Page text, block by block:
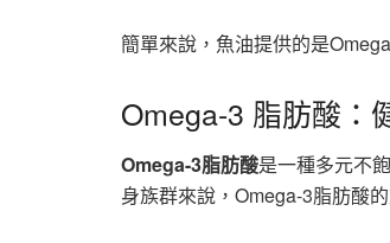
簡單來說，魚油提供的是
Omega-3 脂肪酸：
Omega-3脂肪酸是一種多元不
身族群來說，Omega-3脂肪酸